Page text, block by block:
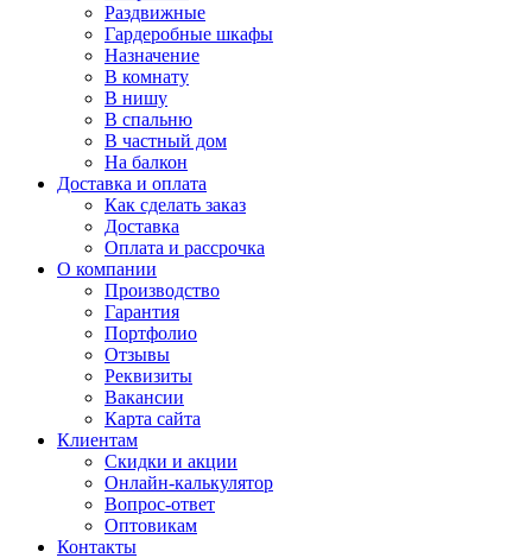
Раздвижные
Гардеробные шкафы
Назначение
В комнату
В нишу
В спальню
В частный дом
На балкон
Доставка и оплата
Как сделать заказ
Доставка
Оплата и рассрочка
О компании
Производство
Гарантия
Портфолио
Отзывы
Реквизиты
Вакансии
Карта сайта
Клиентам
Скидки и акции
Онлайн-калькулятор
Вопрос-ответ
Оптовикам
Контакты